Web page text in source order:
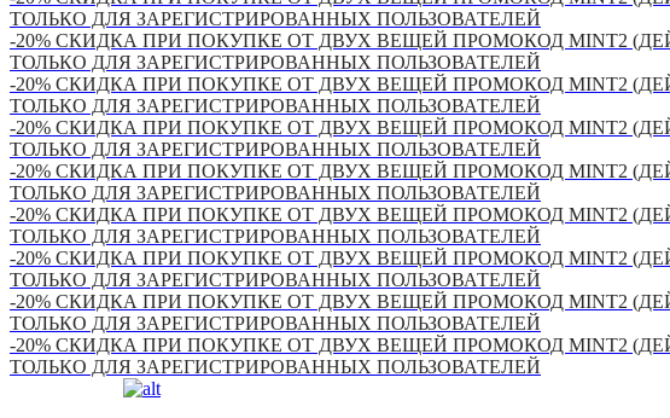
ТОЛЬКО ДЛЯ ЗАРЕГИСТРИРОВАННЫХ ПОЛЬЗОВАТЕЛЕЙ
-20% СКИДКА ПРИ ПОКУПКЕ ОТ ДВУХ ВЕЩЕЙ ПРОМОКОД MINT2
ТОЛЬКО ДЛЯ ЗАРЕГИСТРИРОВАННЫХ ПОЛЬЗОВАТЕЛЕЙ
-20% СКИДКА ПРИ ПОКУПКЕ ОТ ДВУХ ВЕЩЕЙ ПРОМОКОД MINT2
ТОЛЬКО ДЛЯ ЗАРЕГИСТРИРОВАННЫХ ПОЛЬЗОВАТЕЛЕЙ
-20% СКИДКА ПРИ ПОКУПКЕ ОТ ДВУХ ВЕЩЕЙ ПРОМОКОД MINT2
ТОЛЬКО ДЛЯ ЗАРЕГИСТРИРОВАННЫХ ПОЛЬЗОВАТЕЛЕЙ
-20% СКИДКА ПРИ ПОКУПКЕ ОТ ДВУХ ВЕЩЕЙ ПРОМОКОД MINT2
ТОЛЬКО ДЛЯ ЗАРЕГИСТРИРОВАННЫХ ПОЛЬЗОВАТЕЛЕЙ
-20% СКИДКА ПРИ ПОКУПКЕ ОТ ДВУХ ВЕЩЕЙ ПРОМОКОД MINT2
ТОЛЬКО ДЛЯ ЗАРЕГИСТРИРОВАННЫХ ПОЛЬЗОВАТЕЛЕЙ
-20% СКИДКА ПРИ ПОКУПКЕ ОТ ДВУХ ВЕЩЕЙ ПРОМОКОД MINT2
ТОЛЬКО ДЛЯ ЗАРЕГИСТРИРОВАННЫХ ПОЛЬЗОВАТЕЛЕЙ
-20% СКИДКА ПРИ ПОКУПКЕ ОТ ДВУХ ВЕЩЕЙ ПРОМОКОД MINT2
ТОЛЬКО ДЛЯ ЗАРЕГИСТРИРОВАННЫХ ПОЛЬЗОВАТЕЛЕЙ
-20% СКИДКА ПРИ ПОКУПКЕ ОТ ДВУХ ВЕЩЕЙ ПРОМОКОД MINT2
ТОЛЬКО ДЛЯ ЗАРЕГИСТРИРОВАННЫХ ПОЛЬЗОВАТЕЛЕЙ